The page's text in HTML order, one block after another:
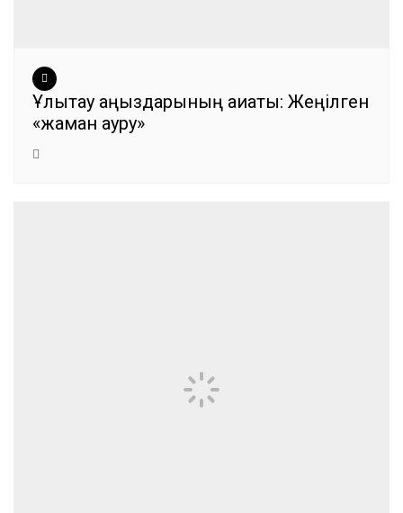
Ұлытау аңыздарының ақиқаты: Жеңілген
«жаман ауру»